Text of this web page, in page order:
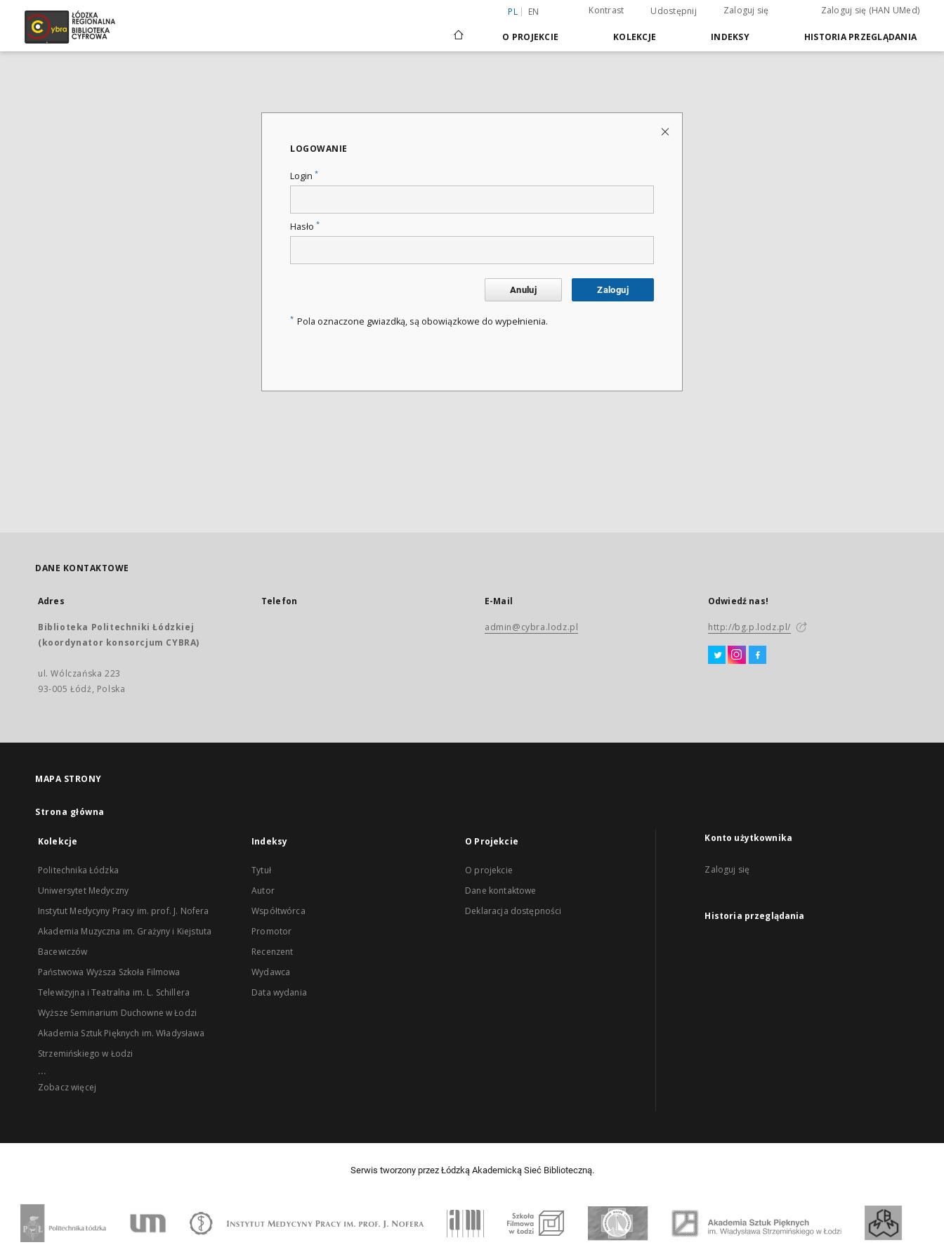
PL EN Kontrast Udostępnij Zaloguj się Zaloguj się (HAN UMed)
O PROJEKCIE KOLEKCJE INDEKSY HISTORIA PRZEGLĄDANIA
LOGOWANIE
Login *
Hasło *
Anuluj Zaloguj
* Pola oznaczone gwiazdką, są obowiązkowe do wypełnienia.
DANE KONTAKTOWE
Adres
Biblioteka Politechniki Łódzkiej
(koordynator konsorcjum CYBRA)
ul. Wólczańska 223
93-005 Łódź, Polska
Telefon E-Mail
admin@cybra.lodz.pl
Odwiedź nas!
http://bg.p.lodz.pl/
MAPA STRONY
Strona główna
Kolekcje
Politechnika Łódzka
Uniwersytet Medyczny
Instytut Medycyny Pracy im. prof. J. Nofera
Akademia Muzyczna im. Grażyny i Kiejstuta
Bacewiczów
Państwowa Wyższa Szkoła Filmowa
Telewizyjna i Teatralna im. L. Schillera
Wyższe Seminarium Duchowne w Łodzi
Akademia Sztuk Pięknych im. Władysława
Strzemińskiego w Łodzi
...
Zobacz więcej
Indeksy
Tytuł
Autor
Współtwórca
Promotor
Recenzent
Wydawca
Data wydania
O Projekcie
O projekcie
Dane kontaktowe
Deklaracja dostępności
Konto użytkownika
Zaloguj się
Historia przeglądania
Serwis tworzony przez Łódzką Akademicką Sieć Biblioteczną.